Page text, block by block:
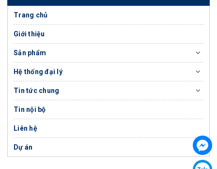
Trang chủ
Giới thiệu
Sản phẩm
Hệ thống đại lý
Tin tức chung
Tin nội bộ
Liên hệ
Dự án